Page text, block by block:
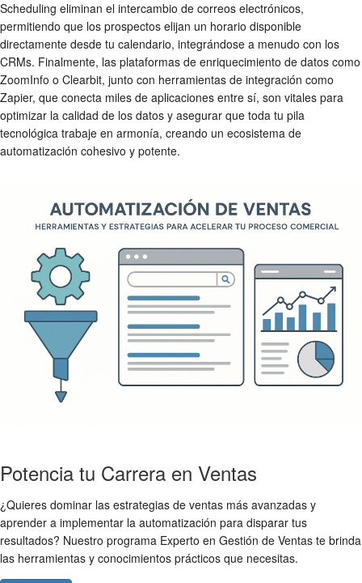
Scheduling eliminan el intercambio de correos electrónicos,
permitiendo que los prospectos elijan un horario disponible
directamente desde tu calendario, integrándose a menudo con los
CRMs. Finalmente, las plataformas de enriquecimiento de datos como
ZoomInfo o Clearbit, junto con herramientas de integración como
Zapier, que conecta miles de aplicaciones entre sí, son vitales para
optimizar la calidad de los datos y asegurar que toda tu pila
tecnológica trabaje en armonía, creando un ecosistema de
automatización cohesivo y potente.
Potencia tu Carrera en Ventas
¿Quieres dominar las estrategias de ventas más avanzadas y
aprender a implementar la automatización para disparar tus
resultados? Nuestro programa Experto en Gestión de Ventas te brinda
las herramientas y conocimientos prácticos que necesitas.